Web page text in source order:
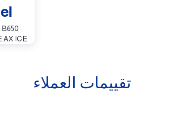
AX ICE
تقييمات العملاء